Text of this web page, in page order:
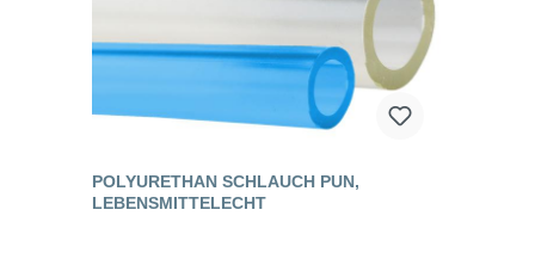
POLYURETHAN SCHLAUCH PUN,
LEBENSMITTELECHT